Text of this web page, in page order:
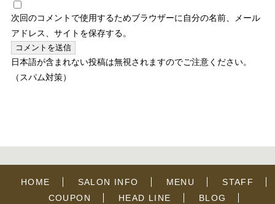
次回のコメントで使用するためブラウザーに自分の名前、メール
アドレス、サイトを保存する。
日本語が含まれない投稿は無視されますのでご注意ください。
（スパム対策）
HOME SALON INFO MENU
STAFF
COUPON
HEAD LINE
BLOG